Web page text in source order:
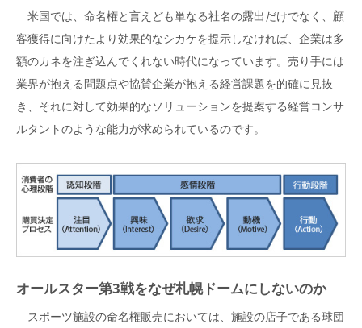
米国では、命名権と言えども単なる社名の露出だけでなく、顧
客獲得に向けたより効果的なシカケを提示しなければ、企業は多
額のカネを注ぎ込んでくれない時代になっています。売り手には
業界が抱える問題点や協賛企業が抱える経営課題を的確に見抜
き、それに対して効果的なソリューションを提案する経営コンサ
ルタントのような能力が求められているのです。
オールスター第3戦をなぜ札幌ドームにしないのか
スポーツ施設の命名権販売においては、施設の店子である球団